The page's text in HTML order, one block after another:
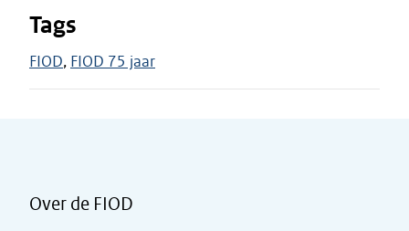
Tags
FIOD FIOD 75 jaar
Over de FIOD